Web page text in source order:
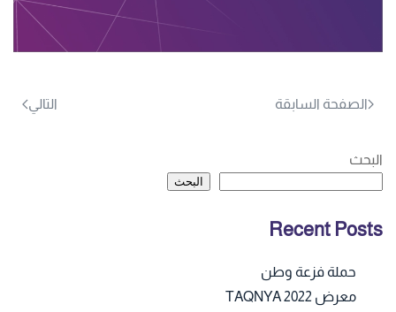
الصفحة السابقة التالي
البحث
البحث
Recent Posts
حملة فزعة وطن
معرض TAQNYA 2022